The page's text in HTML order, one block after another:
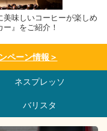
美味しいコーヒーが楽しめ
』をご紹介！
ペーン情報＞
ネスプレッソ
バリスタ